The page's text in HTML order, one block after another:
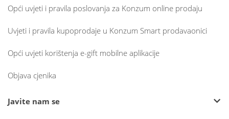
Opći uvjeti i pravila poslovanja za Konzum online prodaju
Uvjeti i pravila kupoprodaje u Konzum Smart prodavaonici
Opći uvjeti korištenja e-gift mobilne aplikacije
Objava cjenika
Javite nam se